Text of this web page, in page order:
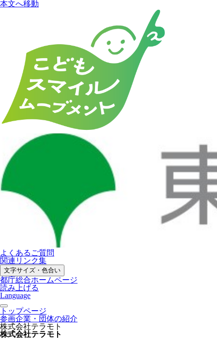
本文へ移動
よくあるご質問
関連リンク集
文字サイズ・色合い
都庁総合ホームページ
読み上げる
Language
トップページ
参画企業・団体の紹介
株式会社テラモト
株式会社テラモト